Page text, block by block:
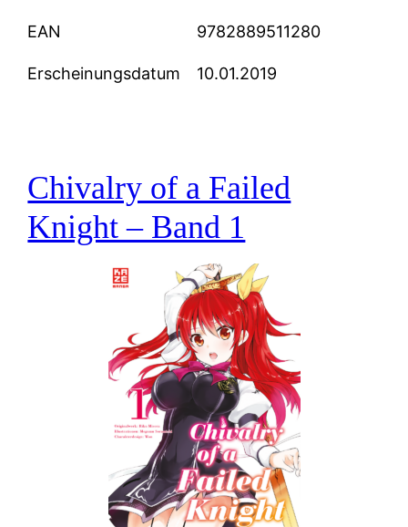
EAN 9782889511280
Erscheinungsdatum 10.01.2019
Chivalry of a Failed
Knight – Band 1